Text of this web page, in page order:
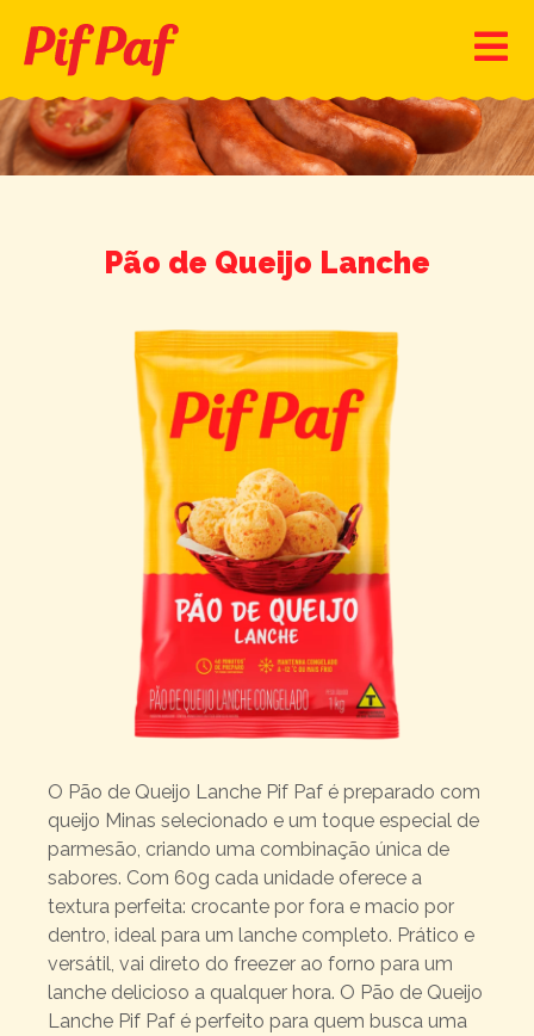
Pão de Queijo Lanche
O Pão de Queijo Lanche Pif Paf é preparado com
queijo Minas selecionado e um toque especial de
parmesão, criando uma combinação única de
sabores. Com 60g cada unidade oferece a
textura perfeita: crocante por fora e macio por
dentro, ideal para um lanche completo. Prático e
versátil, vai direto do freezer ao forno para um
lanche delicioso a qualquer hora. O Pão de Queijo
Lanche Pif Paf é perfeito para quem busca uma